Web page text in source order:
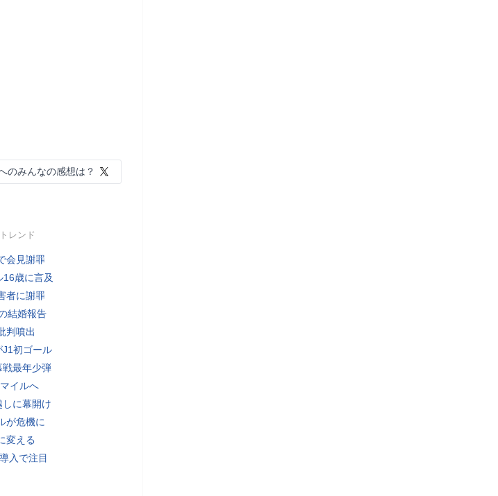
のみんなの感想は？
トレンド
会見謝罪
歳に言及
者に謝罪
結婚報告
判噴出
初ゴール
戦最年少弾
イルへ
に幕開け
が危機に
変える
入で注目